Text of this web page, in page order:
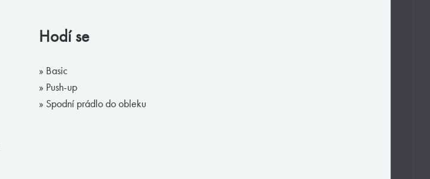
Hodí se
» Basic
» Push-up
» Spodní prádlo do obleku